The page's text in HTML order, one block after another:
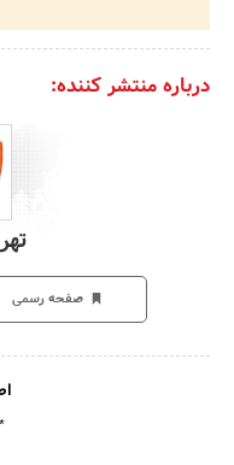
درباره منتشر کننده:
صفحه رسمی